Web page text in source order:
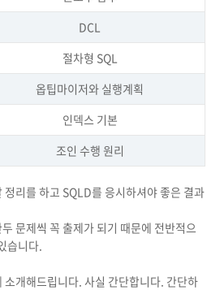
DCL
절차형 SQL
옵팁마이저와 실행계획
인덱스 기본
조인 수행 원리
리를 하고 SQLD를 응시하셔야 좋은 결과
문제씩 꼭 출제가 되기 때문에 전반적으
습니다.
소개해드립니다. 사실 간단합니다. 간단하